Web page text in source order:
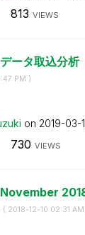
813 VIEWS
ータ取込分析
PM )
on ‎2019-03-
730 VIEWS
( ‎2018-12-10 02:31 AM